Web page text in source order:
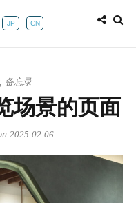
JP CN
备忘录
场景的页面
2025-02-06